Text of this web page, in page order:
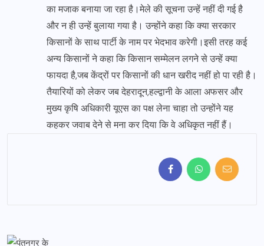
का मजाक बनाया जा रहा है।मेले की सूचना उन्हें नहीं दी गई है
और न ही उन्हें बुलाया गया है। उन्होंने कहा कि क्या सरकार
किसानों के साथ पार्टी के नाम पर भेदभाव करेगी।इसी तरह कई
अन्य किसानों ने कहा कि किसान सम्मेलन लगने से उन्हें क्या
फायदा है,जब केंद्रों पर किसानों की धान खरीद नहीं हो पा रही है।
तैयारियों को लेकर जब देहरादून,हल्द्वानी के आला अफसर और
मुख्य कृषि अधिकारी यूएस का पक्ष लेना चाहा तो उन्होंने यह
कहकर जवाब देने से मना कर दिया कि वे अधिकृत नहीं हैं।